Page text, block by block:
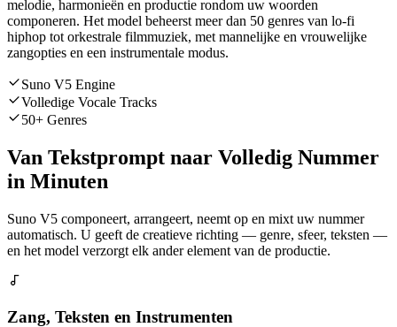
melodie, harmonieën en productie rondom uw woorden
componeren. Het model beheerst meer dan 50 genres van lo-fi
hiphop tot orkestrale filmmuziek, met mannelijke en vrouwelijke
zangopties en een instrumentale modus.
Suno V5 Engine
Volledige Vocale Tracks
50+ Genres
Van Tekstprompt naar Volledig Nummer
in Minuten
Suno V5 componeert, arrangeert, neemt op en mixt uw nummer
automatisch. U geeft de creatieve richting — genre, sfeer, teksten —
en het model verzorgt elk ander element van de productie.
Zang, Teksten en Instrumenten